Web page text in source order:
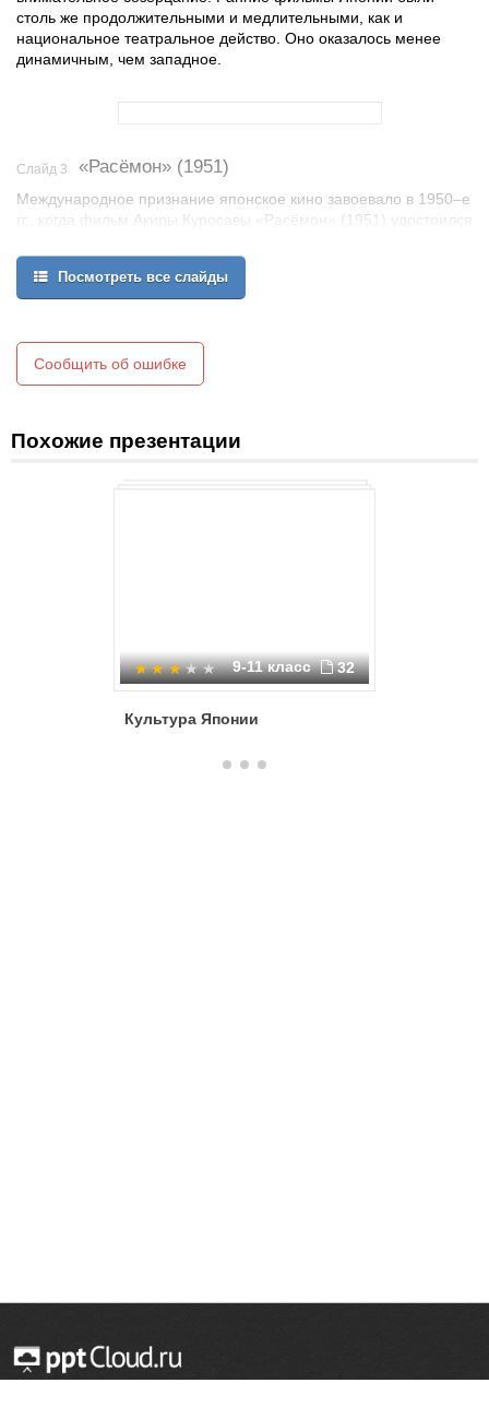
столь же продолжительными и медлительными, как и
национальное театральное действо. Оно оказалось менее
динамичным, чем западное.
Слайд 3 «Расёмон» (1951)
Международное признание японское кино завоевало в 1950–е
гг., когда фильм Акиры Куросавы «Расёмон» (1951) удостоился
А. Куросава открыл миру японскую кинематографию – фильм
был сделан с использованием сугубо западного динамического
монтажа,быстрого движения камеры.
после завершения Второй мировой войны: поток западных (в
первую очередь – американских) фильмов хлынул в Японию в
1945 г.
Посмотреть все слайды
Сообщить об ошибке
Похожие презентации
9-11 класс 32
Культура Японии